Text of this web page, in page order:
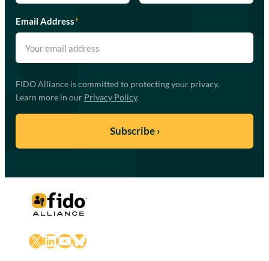
Email Address*
FIDO Alliance is committed to protecting your privacy.
Learn more in our Privacy Policy.
X LinkedIn
YouTube
Bluesky